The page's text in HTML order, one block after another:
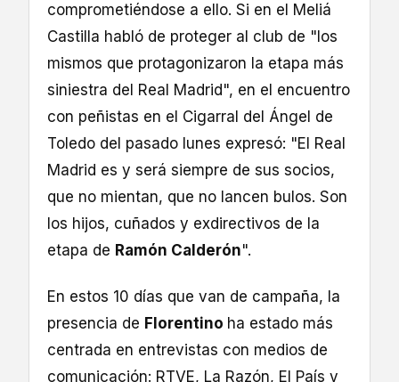
comprometiéndose a ello. Si en el Meliá
Castilla habló de proteger al club de "los
mismos que protagonizaron la etapa más
siniestra del Real Madrid", en el encuentro
con peñistas en el Cigarral del Ángel de
Toledo del pasado lunes expresó: "El Real
Madrid es y será siempre de sus socios,
que no mientan, que no lancen bulos. Son
los hijos, cuñados y exdirectivos de la
etapa de Ramón Calderón".
En estos 10 días que van de campaña, la
presencia de Florentino ha estado más
centrada en entrevistas con medios de
comunicación: RTVE, La Razón, El País y